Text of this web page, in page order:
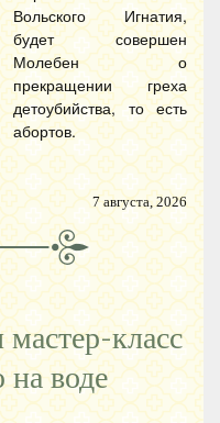
Вольского Игнатия,
будет совершен
Молебен о
прекращении греха
детоубийства, то есть
абортов.
7 августа, 2026
класс
воде